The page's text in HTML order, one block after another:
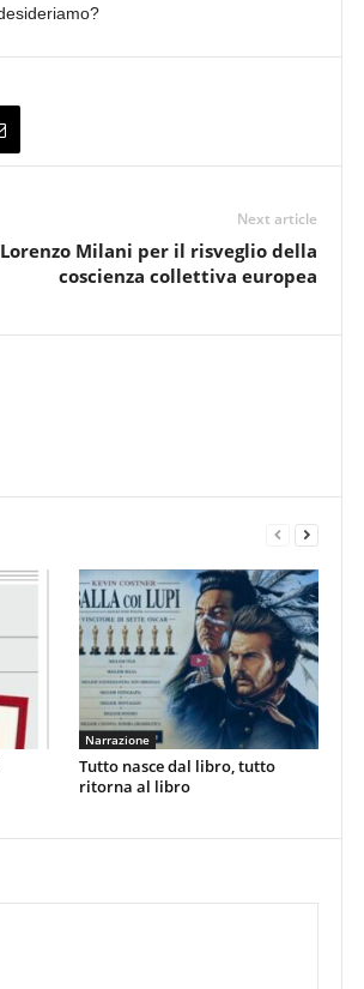
Next article
Milani per il risveglio della
coscienza collettiva europea
Narrazione
Tutto nasce dal libro, tutto
ritorna al libro